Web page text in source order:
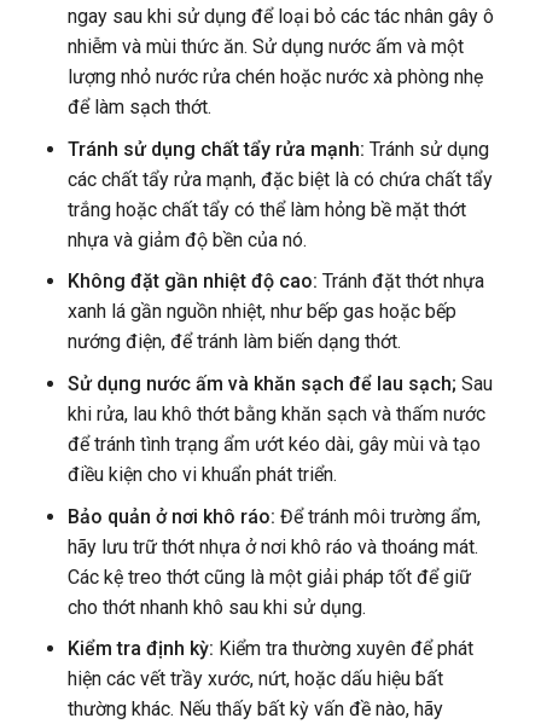
ngay sau khi sử dụng để loại bỏ các tác nhân gây ô
nhiễm và mùi thức ăn. Sử dụng nước ấm và một
lượng nhỏ nước rửa chén hoặc nước xà phòng nhẹ
để làm sạch thớt.
Tránh sử dụng chất tẩy rửa mạnh: Tránh sử dụng
các chất tẩy rửa mạnh, đặc biệt là có chứa chất tẩy
trắng hoặc chất tẩy có thể làm hỏng bề mặt thớt
nhựa và giảm độ bền của nó.
Không đặt gần nhiệt độ cao: Tránh đặt thớt nhựa
xanh lá gần nguồn nhiệt, như bếp gas hoặc bếp
nướng điện, để tránh làm biến dạng thớt.
Sử dụng nước ấm và khăn sạch để lau sạch; Sau
khi rửa, lau khô thớt bằng khăn sạch và thấm nước
để tránh tình trạng ẩm ướt kéo dài, gây mùi và tạo
điều kiện cho vi khuẩn phát triển.
Bảo quản ở nơi khô ráo: Để tránh môi trường ẩm,
hãy lưu trữ thớt nhựa ở nơi khô ráo và thoáng mát.
Các kệ treo thớt cũng là một giải pháp tốt để giữ
cho thớt nhanh khô sau khi sử dụng.
Kiểm tra định kỳ: Kiểm tra thường xuyên để phát
hiện các vết trầy xước, nứt, hoặc dấu hiệu bất
thường khác. Nếu thấy bất kỳ vấn đề nào, hãy